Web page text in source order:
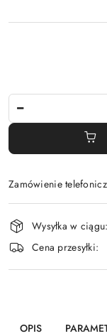
Zamówienie
Dostępność
i
dostawa
Wysyłka w ciągu:
Cena przesyłki:
OPIS